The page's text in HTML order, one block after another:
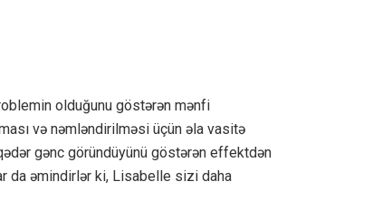
olduğunu göstərən mənfi
və nəmləndirilməsi üçün əla vasitə
gənc göründüyünü göstərən effektdən
da əmindirlər ki, Lisabelle sizi daha